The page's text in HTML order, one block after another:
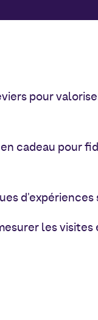
pour
cadeau pour
les